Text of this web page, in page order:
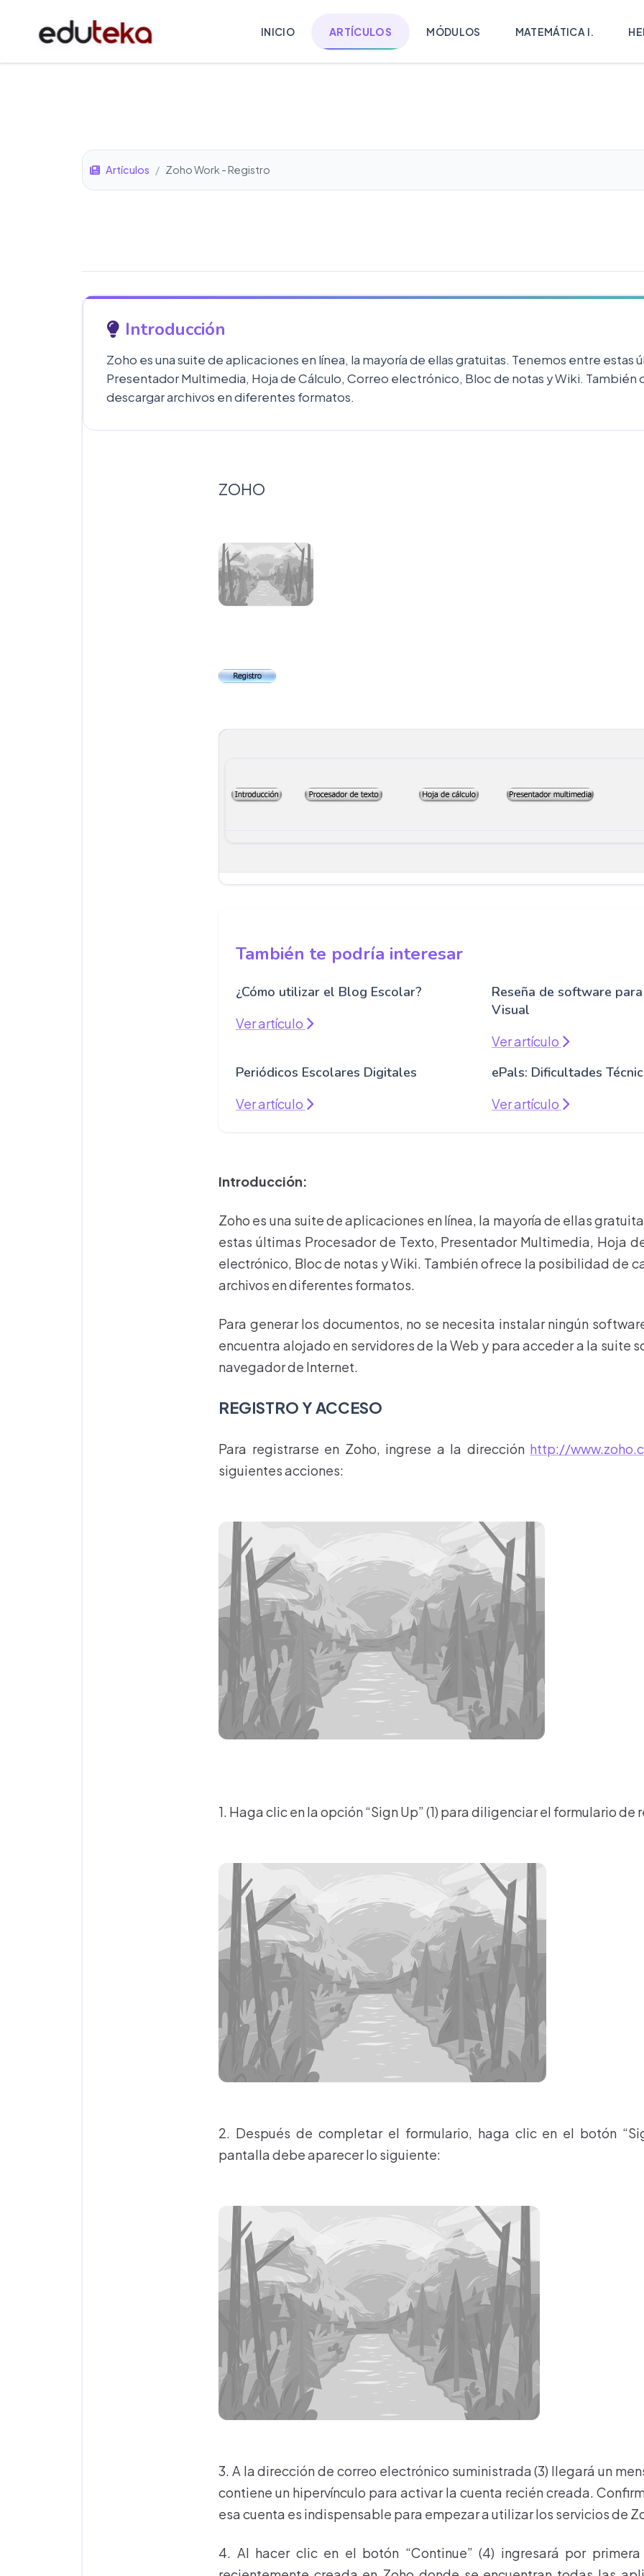
INICIO ARTÍCULOS MÓDULOS MATEMÁTICA I.
Artículos / Zoho Work - Registro
Introducción
Zoho es una suite de aplicaciones en línea, la mayoría de ellas gratuitas. Tenemos entre estas
Presentador Multimedia, Hoja de Cálculo, Correo electrónico, Bloc de notas y Wiki. También
descargar archivos en diferentes formatos.
ZOHO
También te podría interesar
¿Cómo utilizar el Blog Escolar?
Ver artículo
Reseña de software
Visual
Ver artículo
Periódicos Escolares Digitales
Ver artículo
ePals: Dificultades
Ver artículo
Introducción:
Zoho es una suite de aplicaciones en línea, la mayoría de ellas
estas últimas Procesador de Texto, Presentador Multimedia, Hoja
electrónico, Bloc de notas y Wiki. También ofrece la posibilidad de
archivos en diferentes formatos.
Para generar los documentos, no se necesita instalar ningún
encuentra alojado en servidores de la Web y para acceder a la suite
navegador de Internet.
REGISTRO Y ACCESO
Para registrarse en Zoho, ingrese a la dirección http://
siguientes acciones:
1. Haga clic en la opción “Sign Up” (1) para diligenciar el formulario de
2. Después de completar el formulario, haga clic en el botón
pantalla debe aparecer lo siguiente:
3. A la dirección de correo electrónico suministrada (3) llegará un
contiene un hipervínculo para activar la cuenta recién creada.
esa cuenta es indispensable para empezar a utilizar los servicios de
4. Al hacer clic en el botón “Continue” (4) ingresará por